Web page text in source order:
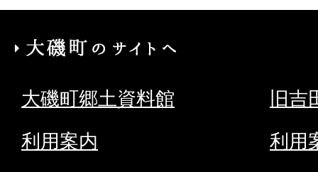
大
町
の
大磯町郷土資料館
利用案内
旧吉
利用